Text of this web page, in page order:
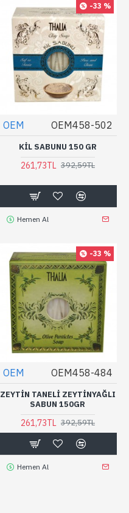
-33 %
OEM OEM458-502
KIL SABUNU 150 GR
261,73TL 392,59TL
Hemen Al
-33 %
OEM OEM458-484
ZEYTIN TANELI ZEYTINYAĞLI
SABUN 150GR
261,73TL 392,59TL
Hemen Al